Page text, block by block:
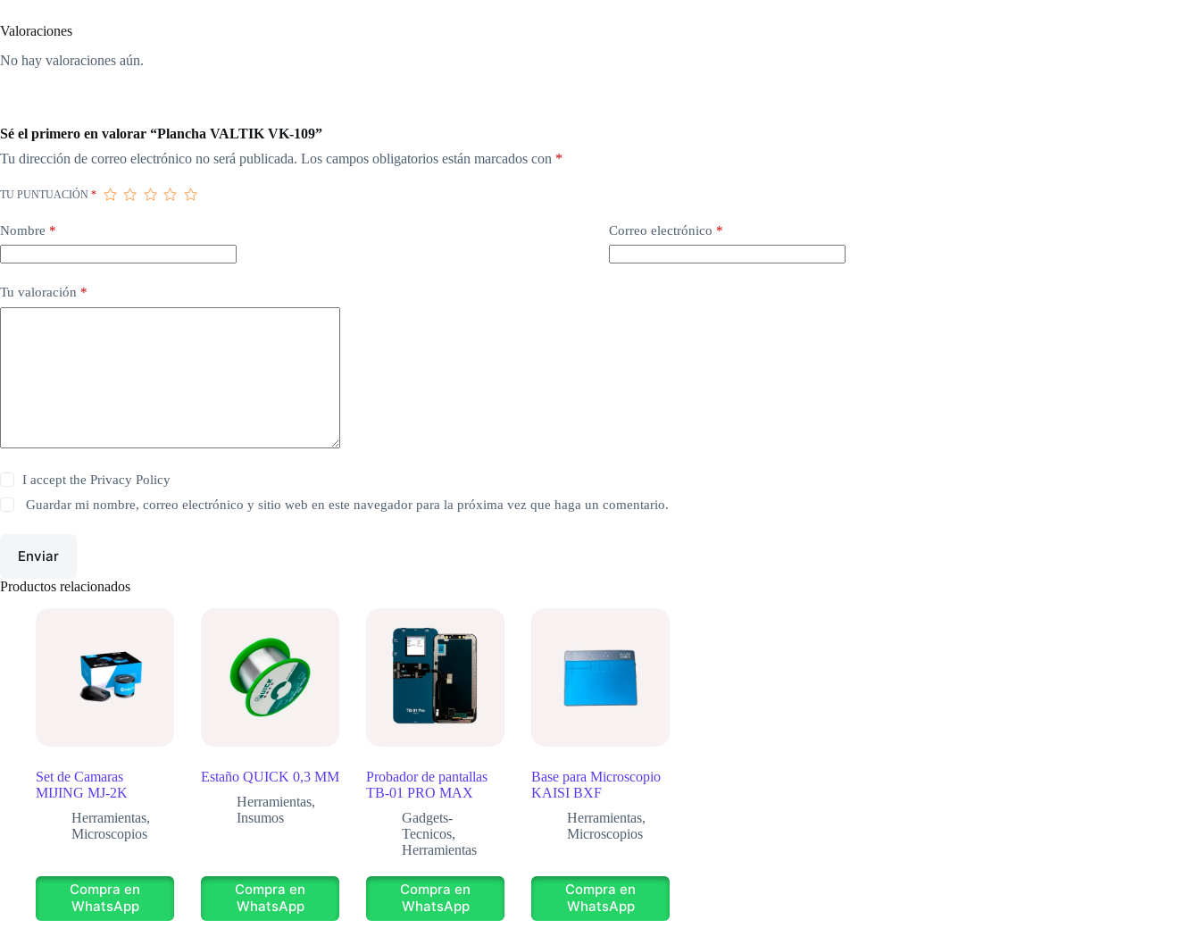
Valoraciones
No hay valoraciones aún.
Sé el primero en valorar “Plancha VALTIK VK-109”
Tu dirección de correo electrónico no será publicada. Los campos obligatorios están marcados con *
TU PUNTUACIÓN *
Nombre * Correo electrónico *
Tu valoración *
I accept thePrivacy Policy
Guardar mi nombre, correo electrónico y sitio web en este navegador para la próxima vez que haga un comentario.
Enviar
Productos relacionados
Set de Camaras
MIJING MJ-2K
Herramientas,
Microscopios
Compra en
WhatsApp
Estaño QUICK 0,3 MM
Herramientas,
Insumos
Compra en
WhatsApp
Probador de pantallas
TB-01 PRO MAX
Gadgets-
Tecnicos,
Herramientas
Compra en
WhatsApp
Base para Microscopio
KAISI BXF
Herramientas,
Microscopios
Compra en
WhatsApp